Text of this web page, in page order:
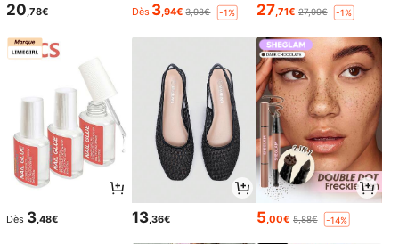
20,78€ Dès 3,94€ 3,98€ -1% 27,71€ 27,99€ -1%
Dès 3,48€ 13,36€ 5 ,00€ 5,88€ -14%